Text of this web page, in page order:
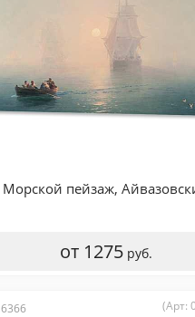
Морской пейзаж,
от 1275 руб.
6366 (Арт: